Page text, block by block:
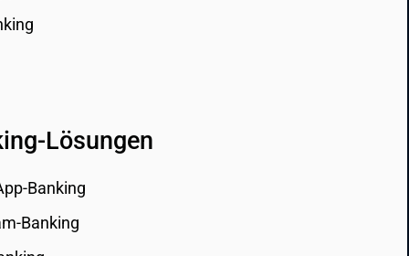
Lösungen
Banking
Banking